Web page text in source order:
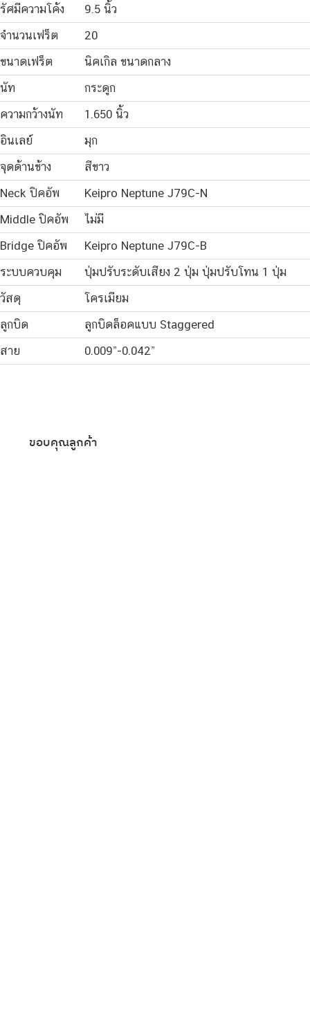
รัศมีความโค้ง
9.5 นิ้ว
จำนวนเฟร็ต
20
ขนาดเฟร็ต
นิคเกิล ขนาดกลาง
นัท
กระดูก
ความกว้างนัท
1.650 นิ้ว
อินเลย์
มุก
จุดด้านข้าง
สีขาว
Neck ปิคอัพ
Keipro Neptune J79C-N
Middle ปิคอัพ
ไม่มี
Bridge ปิคอัพ
Keipro Neptune J79C-B
ระบบควบคุม
ปุ่มปรับระดับเสียง 2 ปุ่ม ปุ่มปรับโทน 1 ปุ่ม
วัสดุ
โครเมียม
ลูกบิด
ลูกบิดล็อคแบบ Staggered
สาย
0.009”-0.042”
ขอบคุณลูกค้า